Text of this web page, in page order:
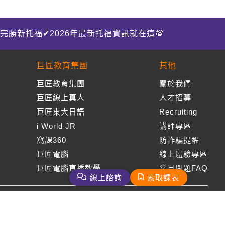
完勝新托福✔2026年最新托福資訊就在這💯
巨匠教育集團
巨匠教育集團
巨匠線上真人
巨匠東大日語
i World JR
窩課360
巨匠電腦
巨匠電腦直播教學
其他
關於我們
人才招募
Recruiting
講師專區
防詐騙提醒
線上體驗專區
常見問題FAQ
線上諮詢 索取課表